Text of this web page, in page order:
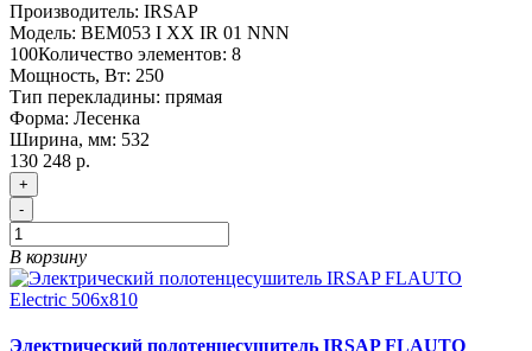
Производитель: IRSAP
Модель: BEM053 I XX IR 01 NNN
100Количество элементов: 8
Мощность, Вт: 250
Тип перекладины: прямая
Форма: Лесенка
Ширина, мм: 532
130 248 р.
+
-
В корзину
Электрический полотенцесушитель IRSAP FLAUTO